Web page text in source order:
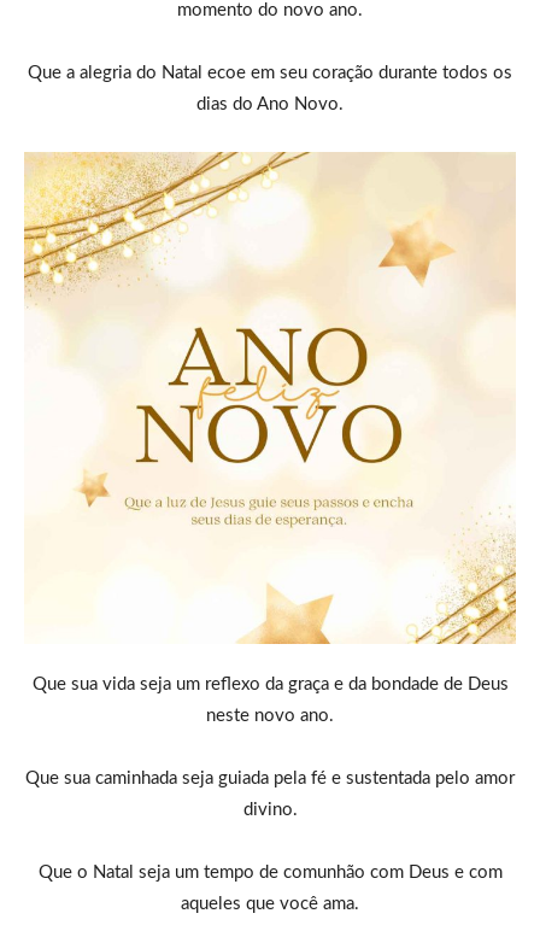
momento do novo ano.
Que a alegria do Natal ecoe em seu coração durante todos os
dias do Ano Novo.
Que sua vida seja um reflexo da graça e da bondade de Deus
neste novo ano.
Que sua caminhada seja guiada pela fé e sustentada pelo amor
divino.
Que o Natal seja um tempo de comunhão com Deus e com
aqueles que você ama.